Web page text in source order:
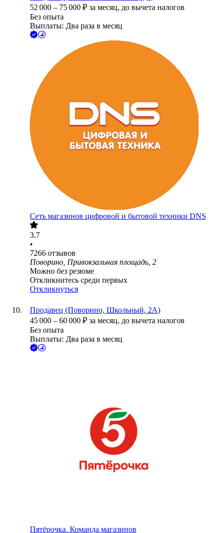
52 000 – 75 000 ₽ за месяц, до вычета налогов
Без опыта
Выплаты: Два раза в месяц
Сеть магазинов цифровой и бытовой техники DNS
3.7
•
7266 отзывов
Поворино, Привокзальная площадь, 2
Можно без резюме
Откликнитесь среди первых
Откликнуться
Продавец (Поворино, Школьный, 2А)
45 000 – 60 000 ₽ за месяц, до вычета налогов
Без опыта
Выплаты: Два раза в месяц
Пятёрочка. Команда магазинов